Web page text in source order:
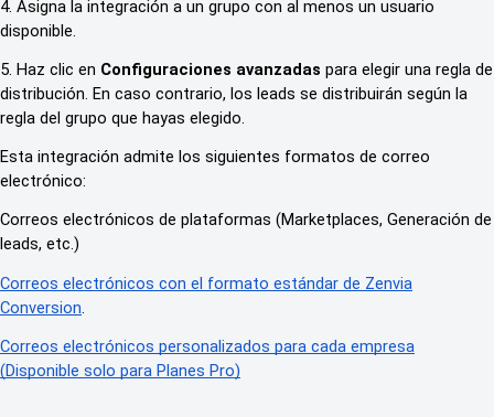
4. Asigna la integración a un grupo con al menos un usuario
disponible.
5. Haz clic en Configuraciones avanzadas para elegir una regla de
distribución. En caso contrario, los leads se distribuirán según la
regla del grupo que hayas elegido.
Esta integración admite los siguientes formatos de correo
electrónico:
Correos electrónicos de plataformas (Marketplaces, Generación de
leads, etc.)
Correos electrónicos con el formato estándar de Zenvia
Conversion.
Correos electrónicos personalizados para cada empresa
(Disponible solo para Planes Pro)